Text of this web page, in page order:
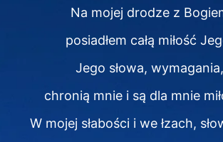
Na mojej drodze z
posiadłem całą miłość
Jego słowa, wymagania,
chronią mnie i są dla mnie
W mojej słabości i we łzach,